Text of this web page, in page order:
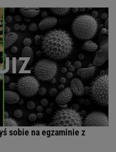
sobie na egzaminie z